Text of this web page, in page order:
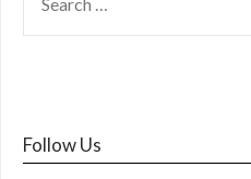
FOR:
Follow Us